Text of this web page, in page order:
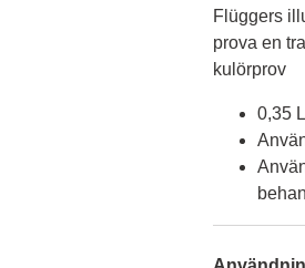
Flüggers
prova en
kulörprov
0,35